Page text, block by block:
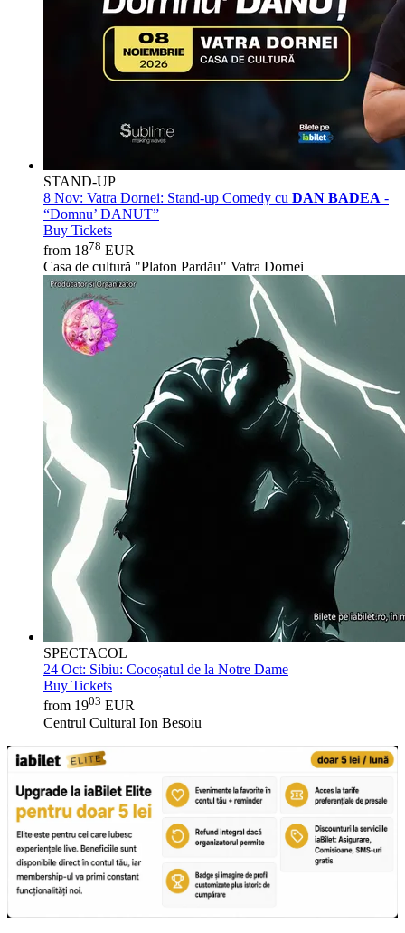
STAND-UP
8 Nov: Vatra Dornei: Stand-up Comedy cu DAN BADEA -
“Domnu’ DANUT”
Buy Tickets
from 1878 EUR
Casa de cultură "Platon Pardău" Vatra Dornei
SPECTACOL
24 Oct: Sibiu: Cocoșatul de la Notre Dame
Buy Tickets
from 1903 EUR
Centrul Cultural Ion Besoiu